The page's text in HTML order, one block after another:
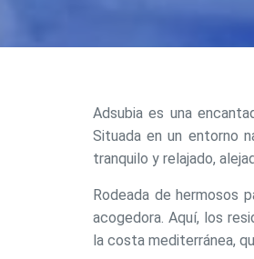
Adsubia es una
Situada en un entorno
tranquilo y relajado,
Rodeada de hermosos
acogedora. Aquí, los
la costa mediterránea,
deberá
de la